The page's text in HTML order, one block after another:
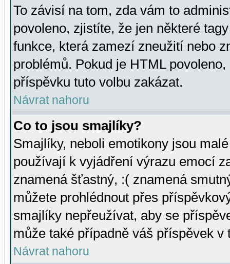
To závisí na tom, zda vám to
povoleno, zjistíte, že jen některé
funkce, která zamezí zneužití nebo
problémů. Pokud je HTML
příspěvku tuto volbu zakázat.
Návrat nahoru
Co to jsou smajlíky?
Smajlíky, neboli emotikony jsou
používají k vyjádření výrazu emocí
znamená šťastný, :( znamená
můžete prohlédnout přes
smajlíky nepřeužívat, aby se
může také případně váš příspěvek v
Návrat nahoru